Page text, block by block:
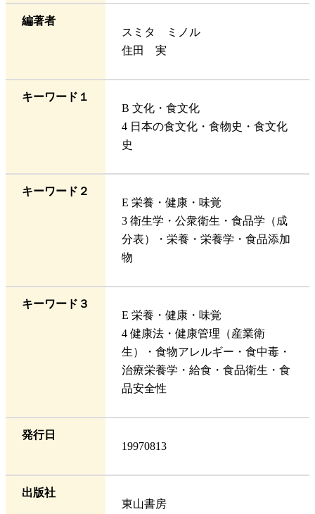
編著者
スミタ ミノル
住田 実
キーワード１
B 文化・食文化
4 日本の食文化・食物史・食文化
史
キーワード２
E 栄養・健康・味覚
3 衛生学・公衆衛生・食品学（成
分表）・栄養・栄養学・食品添加
物
キーワード３
E 栄養・健康・味覚
4 健康法・健康管理（産業衛
生）・食物アレルギー・食中毒・
治療栄養学・給食・食品衛生・食
品安全性
発行日
19970813
出版社
東山書房